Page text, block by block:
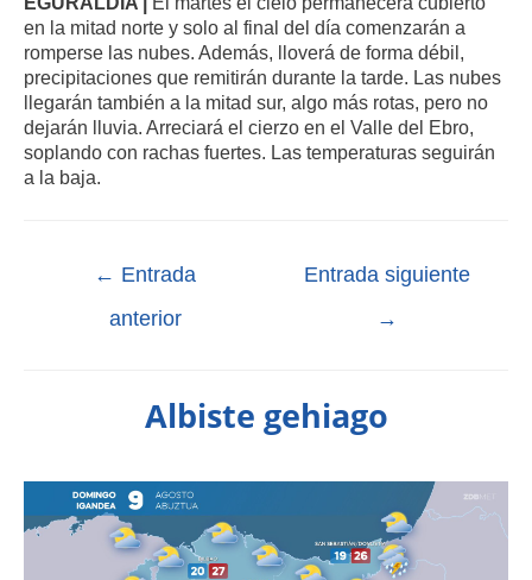
en la mitad norte y solo al final del día comenzarán a
romperse las nubes. Además, lloverá de forma débil,
precipitaciones que remitirán durante la tarde. Las nubes
llegarán también a la mitad sur, algo más rotas, pero no
dejarán lluvia. Arreciará el cierzo en el Valle del Ebro,
soplando con rachas fuertes. Las temperaturas seguirán
a la baja.
← Entrada
anterior
Entrada siguiente
→
Albiste gehiago